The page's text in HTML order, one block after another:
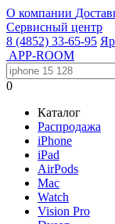
О компании
Сервисный центр
8 (4852) 33-65-95
APP-ROOM
0
Каталог
Распродажа
iPhone
iPad
AirPods
Mac
Watch
Vision Pro